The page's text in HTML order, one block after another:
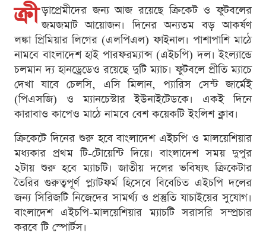
ক্রী ড়াপ্রেমীদের জন্য আজ রয়েছে ক্রিকেট ও ফুটবলের
জমজমাট আয়োজন। দিনের অন্যতম বড় আকর্ষণ
লঙ্কা প্রিমিয়ার লিগের (এলপিএল) ফাইনাল। পাশাপাশি মাঠে
নামবে বাংলাদেশ হাই পারফরম্যান্স (এইচপি) দল। ইংল্যান্ডে
চলমান দ্য হানড্রেডেও রয়েছে দুটি ম্যাচ। ফুটবলে প্রীতি ম্যাচে
দেখা যাবে চেলসি, এসি মিলান, প্যারিস সেন্ট জার্মেই
(পিএসজি) ও ম্যানচেস্টার ইউনাইটেডকে। একই দিনে
কারাবাও কাপেও মাঠে নামবে বেশ কয়েকটি ইংলিশ ক্লাব।
ক্রিকেটে দিনের শুরু হবে বাংলাদেশ এইচপি ও মালয়েশিয়ার
মধ্যকার প্রথম টি-টোয়েন্টি দিয়ে। বাংলাদেশ সময় দুপুর
২টায় শুরু হবে ম্যাচটি। জাতীয় দলের ভবিষ্যৎ ক্রিকেটার
তৈরির গুরুত্বপূর্ণ প্ল্যাটফর্ম হিসেবে বিবেচিত এইচপি দলের
জন্য সিরিজটি নিজেদের সামর্থ্য ও প্রস্তুতি যাচাইয়ের সুযোগ।
বাংলাদেশ এইচপি-মালয়েশিয়ার ম্যাচটি সরাসরি সম্প্রচার
করবে টি স্পোর্টস।